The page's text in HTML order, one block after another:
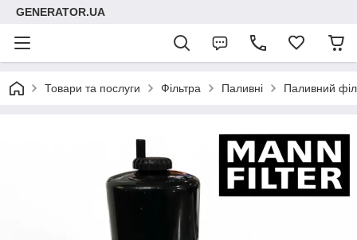
GENERATOR.UA
Товари та послуги Фільтра Паливні Паливний